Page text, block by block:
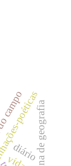
poéticas
diário